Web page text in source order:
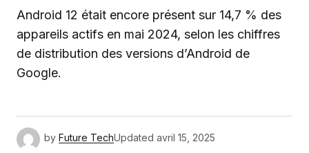
Android 12 était encore présent sur 14,7 % des
appareils actifs en mai 2024, selon les chiffres
de distribution des versions d’Android de
Google.
by Future TechUpdated avril 15, 2025